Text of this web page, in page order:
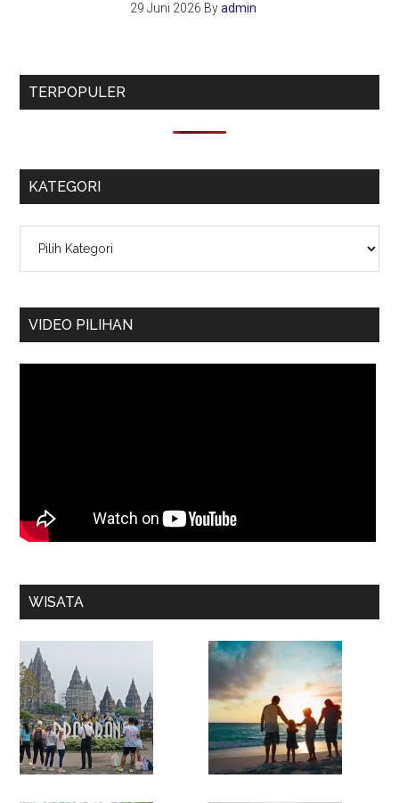
29 Juni 2026 Byadmin
TERPOPULER
KATEGORI
VIDEO PILIHAN
WISATA